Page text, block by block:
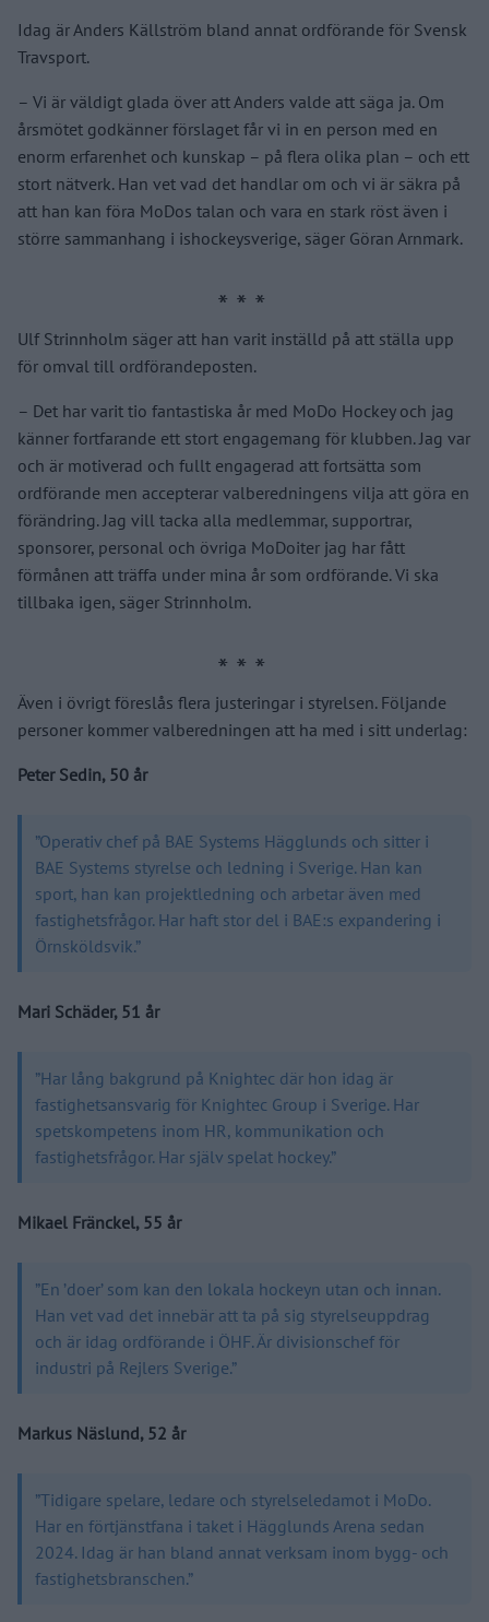
Idag är Anders Källström bland annat ordförande för Svensk
Travsport.
– Vi är väldigt glada över att Anders valde att säga ja. Om
årsmötet godkänner förslaget får vi in en person med en
enorm erfarenhet och kunskap – på flera olika plan – och ett
stort nätverk. Han vet vad det handlar om och vi är säkra på
att han kan föra MoDos talan och vara en stark röst även i
större sammanhang i ishockeysverige, säger Göran Arnmark.
Ulf Strinnholm säger att han varit inställd på att ställa upp
för omval till ordförandeposten.
– Det har varit tio fantastiska år med MoDo Hockey och jag
känner fortfarande ett stort engagemang för klubben. Jag var
och är motiverad och fullt engagerad att fortsätta som
ordförande men accepterar valberedningens vilja att göra en
förändring. Jag vill tacka alla medlemmar, supportrar,
sponsorer, personal och övriga MoDoiter jag har fått
förmånen att träffa under mina år som ordförande. Vi ska
tillbaka igen, säger Strinnholm.
Även i övrigt föreslås flera justeringar i styrelsen. Följande
personer kommer valberedningen att ha med i sitt underlag:
Peter Sedin, 50 år
”Operativ chef på BAE Systems Hägglunds och sitter i
BAE Systems styrelse och ledning i Sverige. Han kan
sport, han kan projektledning och arbetar även med
fastighetsfrågor. Har haft stor del i BAE:s expandering i
Örnsköldsvik.”
Mari Schäder, 51 år
”Har lång bakgrund på Knightec där hon idag är
fastighetsansvarig för Knightec Group i Sverige. Har
spetskompetens inom HR, kommunikation och
fastighetsfrågor. Har själv spelat hockey.”
Mikael Fränckel, 55 år
”En ’doer’ som kan den lokala hockeyn utan och innan.
Han vet vad det innebär att ta på sig styrelseuppdrag
och är idag ordförande i ÖHF. Är divisionschef för
industri på Rejlers Sverige.”
Markus Näslund, 52 år
”Tidigare spelare, ledare och styrelseledamot i MoDo.
Har en förtjänstfana i taket i Hägglunds Arena sedan
2024. Idag är han bland annat verksam inom bygg- och
fastighetsbranschen.”